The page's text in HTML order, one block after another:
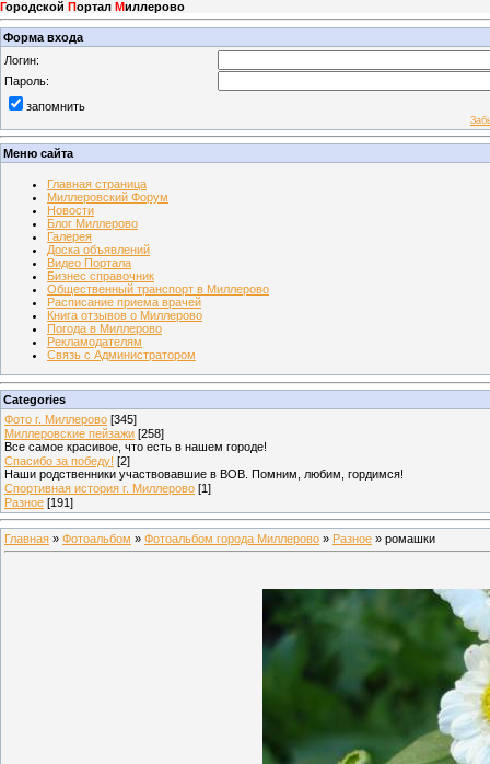
Городской Портал Миллерово
Форма входа
Логин:
Пароль:
запомнить
Меню сайта
Главная страница
Миллеровский Форум
Новости
Блог Миллерово
Галерея
Доска объявлений
Видео Портала
Бизнес справочник
Общественный транспорт в Миллерово
Расписание приема врачей
Книга отзывов о Миллерово
Погода в Миллерово
Рекламодателям
Связь с Администратором
Categories
Фото г. Миллерово [345]
Миллеровские пейзажи [258]
Все самое красивое, что есть в нашем городе!
Спасибо за победу! [2]
Наши родственники участвовавшие в ВОВ. Помним, любим, гордимся!
Спортивная история г. Миллерово [1]
Разное [191]
Главная » Фотоальбом » Фотоальбом города Миллерово » Разное » ромашки